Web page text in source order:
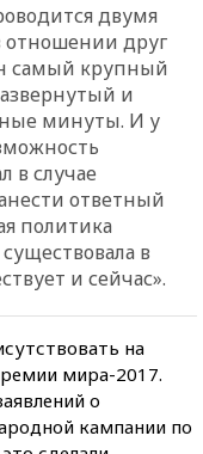
двумя
друг
самый крупный
и
минуты. И у
в случае
ответный
политика
в
и сейчас».
на
мира-2017.
о
кампании по